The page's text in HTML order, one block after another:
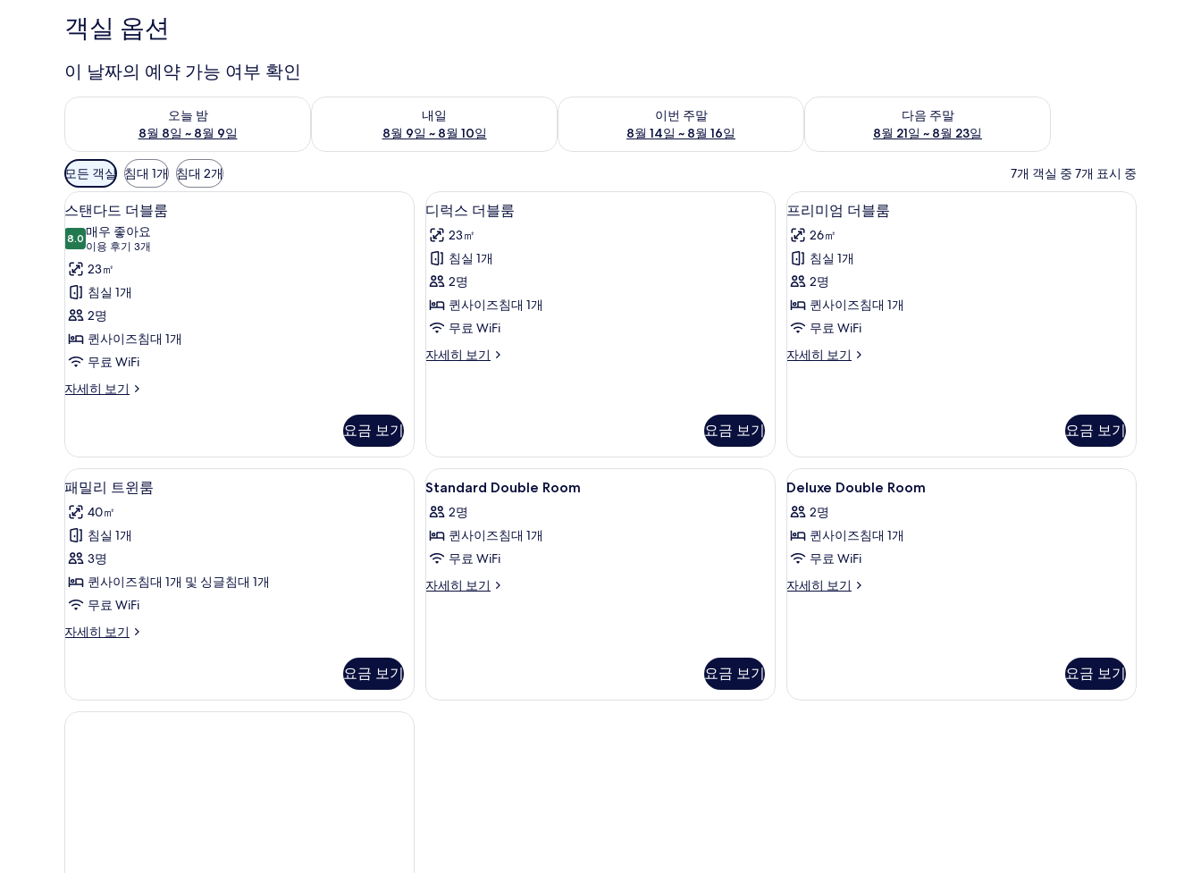
객실 옵션
이 날짜의 예약 가능 여부 확인
오늘 밤
8월 8일 ~ 8월 9일
오늘 밤 예약 가능 여부 확인, 8월 8일 ~ 8월 9일
내일
8월 9일 ~ 8월 10일
내일 예약 가능 여부 확인, 8월 9일 ~ 8월 10일
이번 주말
8월 14일 ~ 8월 16일
이번 주말 예약 가능 여부 확인, 8월 14일 ~ 8월 16일
다음 주말
8월 21일 ~ 8월 23일
다음 주말 예약 가능 여부 확인, 8월 21일 ~ 8월 23일
객
실
에
사
용
가
능
한
필
터
모든 객실 침대 1개 침대 2개 7개 객실 중 7개 표시 중
스
탠
다
드
더
블
룸
사
진
보
기
스탠다드 더블룸 | 책상, 노트북 작업 공간, 암막 커튼, 무료 WiFi
9
스탠다드 더블룸
8.08.0점 만점 중 10점
매우 좋아요
이용 후기 3개
(이
용
후
기
3
개)
23㎡
침실 1개
2명
퀸사이즈침대 1개
무료 WiFi
자세히 보기
스
더
블
룸
자
세
히
보
기
요금 보기
디
럭
스
더
블
룸
진
기
디럭스 더블룸 | 책상, 노트북 작업 공간, 암막 커튼, 무료 WiFi
7
디럭스 더블룸
23㎡
침실 1개
2명
퀸사이즈침대 1개
무료 WiFi
자세히 보기
디
자
세
히
기
요금 보기
프
리
미
엄
더
블
사
보
기
프리미엄 더블룸 | 책상, 노트북 작업 공간, 암
7
프리미엄 더블룸
26㎡
침실 1개
2명
퀸사이즈침대 1개
무료 WiFi
자세히 보기
프
룸
자
세
보
기
요금 보기
패
밀
리
트
윈
룸
진
두
보
패밀리 트윈룸 | 책상, 노트북 작업 공간, 암막 커튼, 무료 WiFi
13
패밀리 트윈룸
40㎡
침실 1개
3명
퀸사이즈침대 1개 및 싱글침대 1개
무료 WiFi
자세히 보기
패
윈
룸
자
요금 보기
Standard
Double
Room
사
진
모
책상, 노트북 작업 공간, 암막 커튼, 무료 WiFi
10
Standard Double Room
2명
퀸사이즈침대 1개
무료 WiFi
자세히 보기
Standard
기
요금 보기
Deluxe
Double
Room
사
진
모
책상, 노트북 작업 공간, 암막 커튼, 무료 WiFi
7
Deluxe Double Room
2명
퀸사이즈침대 1개
무료 WiFi
자세히 보기
Deluxe
기
요금 보기